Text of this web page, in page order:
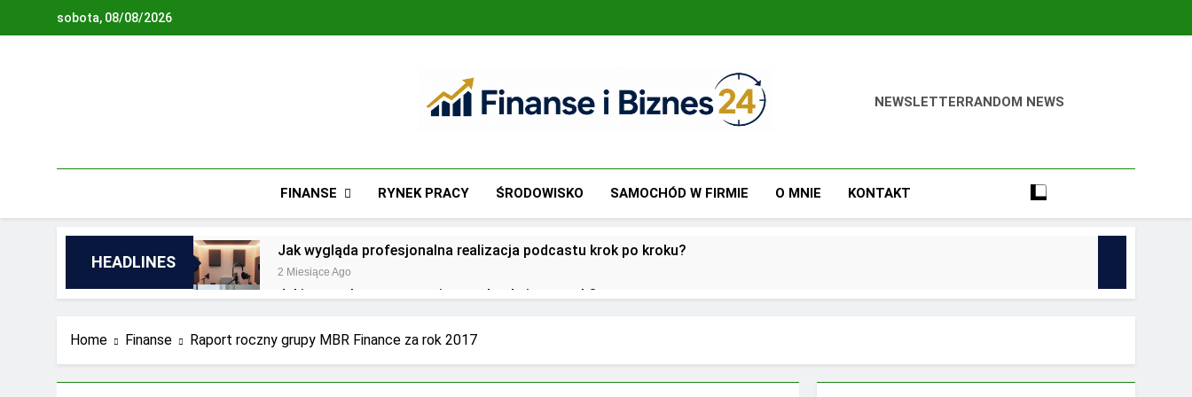
sobota, 08/08/2026
Finanse I Biznes 24
NEWSLETTERRANDOM NEWS
FINANSE RYNEK PRACY ŚRODOWISKO SAMOCHÓD W FIRMIE O MNIE KONTAKT
HEADLINES
Jak wygląda profesjonalna realizacja podcastu krok po kroku?
2 Miesiące Ago
Jakie są zalety outsourcingu usług księgowych?
Jakie wyzwania stoją przed biurami rachunkowymi w dobie cyfryzacji?
Najnowsze trendy w zarządzaniu biznesem rodzinnym
Home Finanse Raport roczny grupy MBR Finance za rok 2017